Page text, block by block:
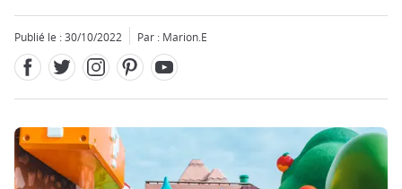
Publié le : 30/10/2022 Par : Marion.E